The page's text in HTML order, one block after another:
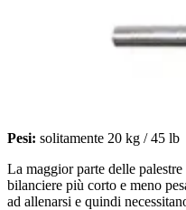
Pesi: solitamente 20 kg / 45 lb
La maggior parte delle
bilanciere più corto e meno
ad allenarsi e quindi